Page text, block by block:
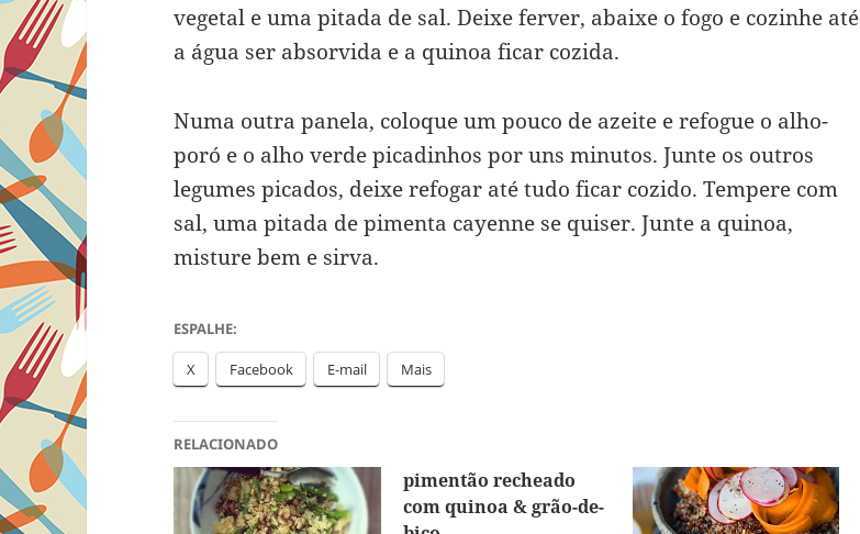
vegetal e uma pitada de sal. Deixe ferver, abaixe o fogo e cozinhe até
a água ser absorvida e a quinoa ficar cozida.
Numa outra panela, coloque um pouco de azeite e refogue o alho-
poró e o alho verde picadinhos por uns minutos. Junte os outros
legumes picados, deixe refogar até tudo ficar cozido. Tempere com
sal, uma pitada de pimenta cayenne se quiser. Junte a quinoa,
misture bem e sirva.
ESPALHE:
X Facebook E-mail Mais
RELACIONADO
pimentão recheado
com quinoa & grão-de-